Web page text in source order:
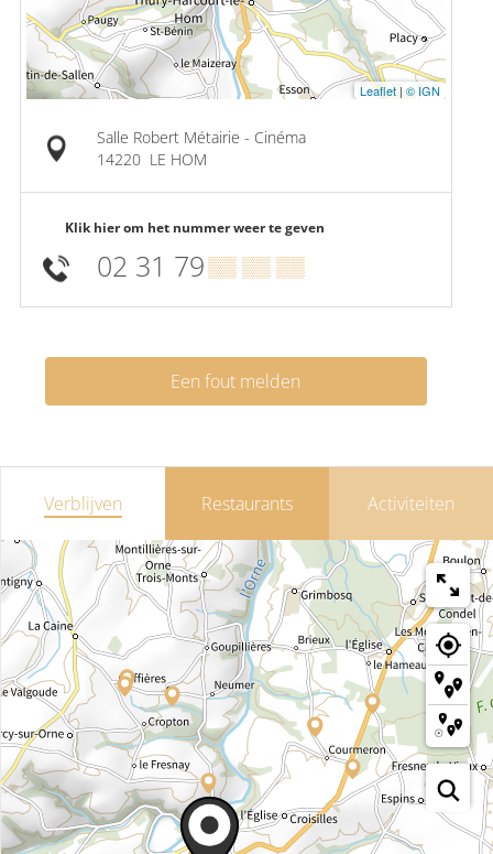
Leaflet | © IGN
Salle Robert Métairie - Cinéma
14220 LE HOM
Klik hier om het nummer weer te geven
02 31 79▒▒ ▒▒ ▒▒
Een fout melden
Verblijven Restaurants Activiteiten